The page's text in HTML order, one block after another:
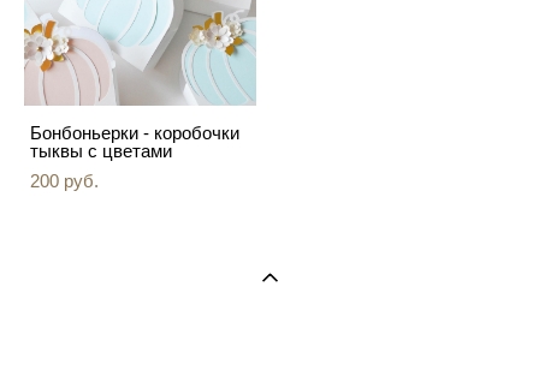
Бонбоньерки - коробочки
тыквы с цветами
200 pуб.